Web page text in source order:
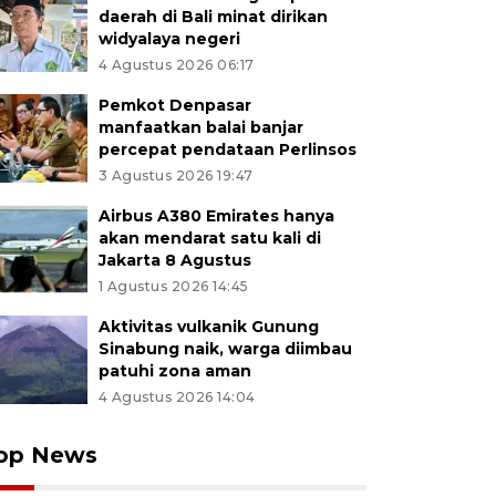
daerah di Bali minat dirikan
widyalaya negeri
4 Agustus 2026 06:17
Pemkot Denpasar
manfaatkan balai banjar
percepat pendataan Perlinsos
3 Agustus 2026 19:47
Airbus A380 Emirates hanya
akan mendarat satu kali di
Jakarta 8 Agustus
1 Agustus 2026 14:45
Aktivitas vulkanik Gunung
Sinabung naik, warga diimbau
patuhi zona aman
4 Agustus 2026 14:04
News